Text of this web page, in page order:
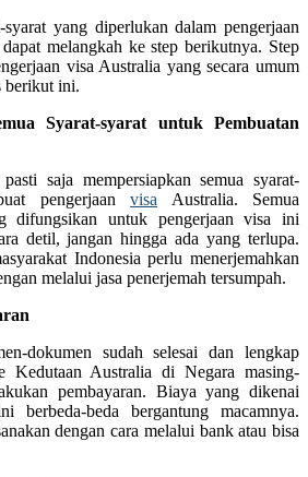
syarat yang diperlukan dalam pengerjaan
melangkah ke step berikutnya. Step
visa Australia yang secara umum
berikut ini.
Syarat-syarat untuk Pembuatan
saja mempersiapkan semua syarat-
pengerjaanvisa Australia. Semua
difungsikan untuk pengerjaan visa ini
detil, jangan hingga ada yang terlupa.
Indonesia perlu menerjemahkan
melalui jasa penerjemah tersumpah.
dokumen sudah selesai dan lengkap
Kedutaan Australia di Negara masing-
pembayaran. Biaya yang dikenai
berbeda-beda bergantung macamnya.
dengan cara melalui bank atau bisa